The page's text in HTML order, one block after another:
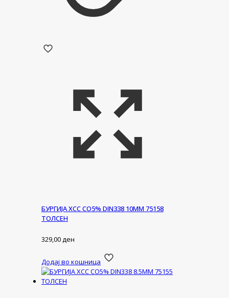
БУРГИЈА ХСС CO5% DIN338 10ММ 75158
ТОЛСЕН
329,00ден
Додај во кошница